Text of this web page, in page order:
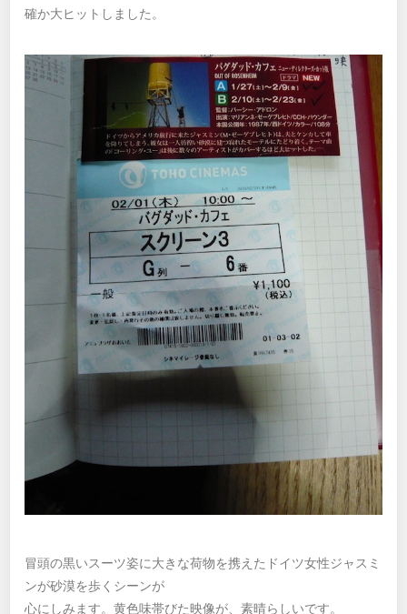
確か大ヒットしました。
冒頭の黒いスーツ姿に大きな荷物を携えたドイツ女性ジャスミ
ンが砂漠を歩くシーンが
心にしみます。黄色味帯びた映像が、素晴らしいです。